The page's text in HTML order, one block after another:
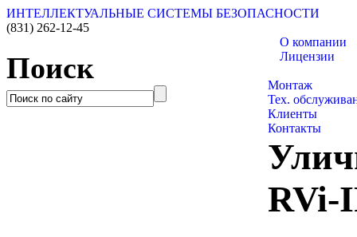
ИНТЕЛЛЕКТУАЛЬНЫЕ СИСТЕМЫ БЕЗОПАСНОСТИ
(831) 262-12-45
Поиск
О компании
Лицензии
Монтаж
Тех.
Клиенты
Контакты
RVi-